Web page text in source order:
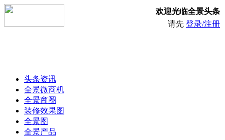
欢迎光临全景头条
请先 登录/注册
头条资讯
全景微商机
全景商圈
装修效果图
全景图
全景产品